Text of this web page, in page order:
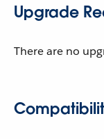
Upgrade
There are no